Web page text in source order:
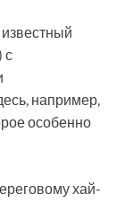
с
например,
особенно
хай-